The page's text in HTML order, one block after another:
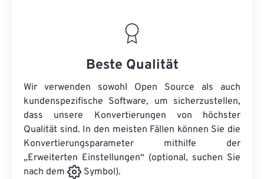
Beste Qualität
Wir verwenden sowohl Open Source als auch
kundenspezifische Software, um sicherzustellen,
dass unsere Konvertierungen von höchster
Qualität sind. In den meisten Fällen können Sie die
Konvertierungsparameter mithilfe der
„Erweiterten Einstellungen“ (optional, suchen Sie
nach dem
Symbol).